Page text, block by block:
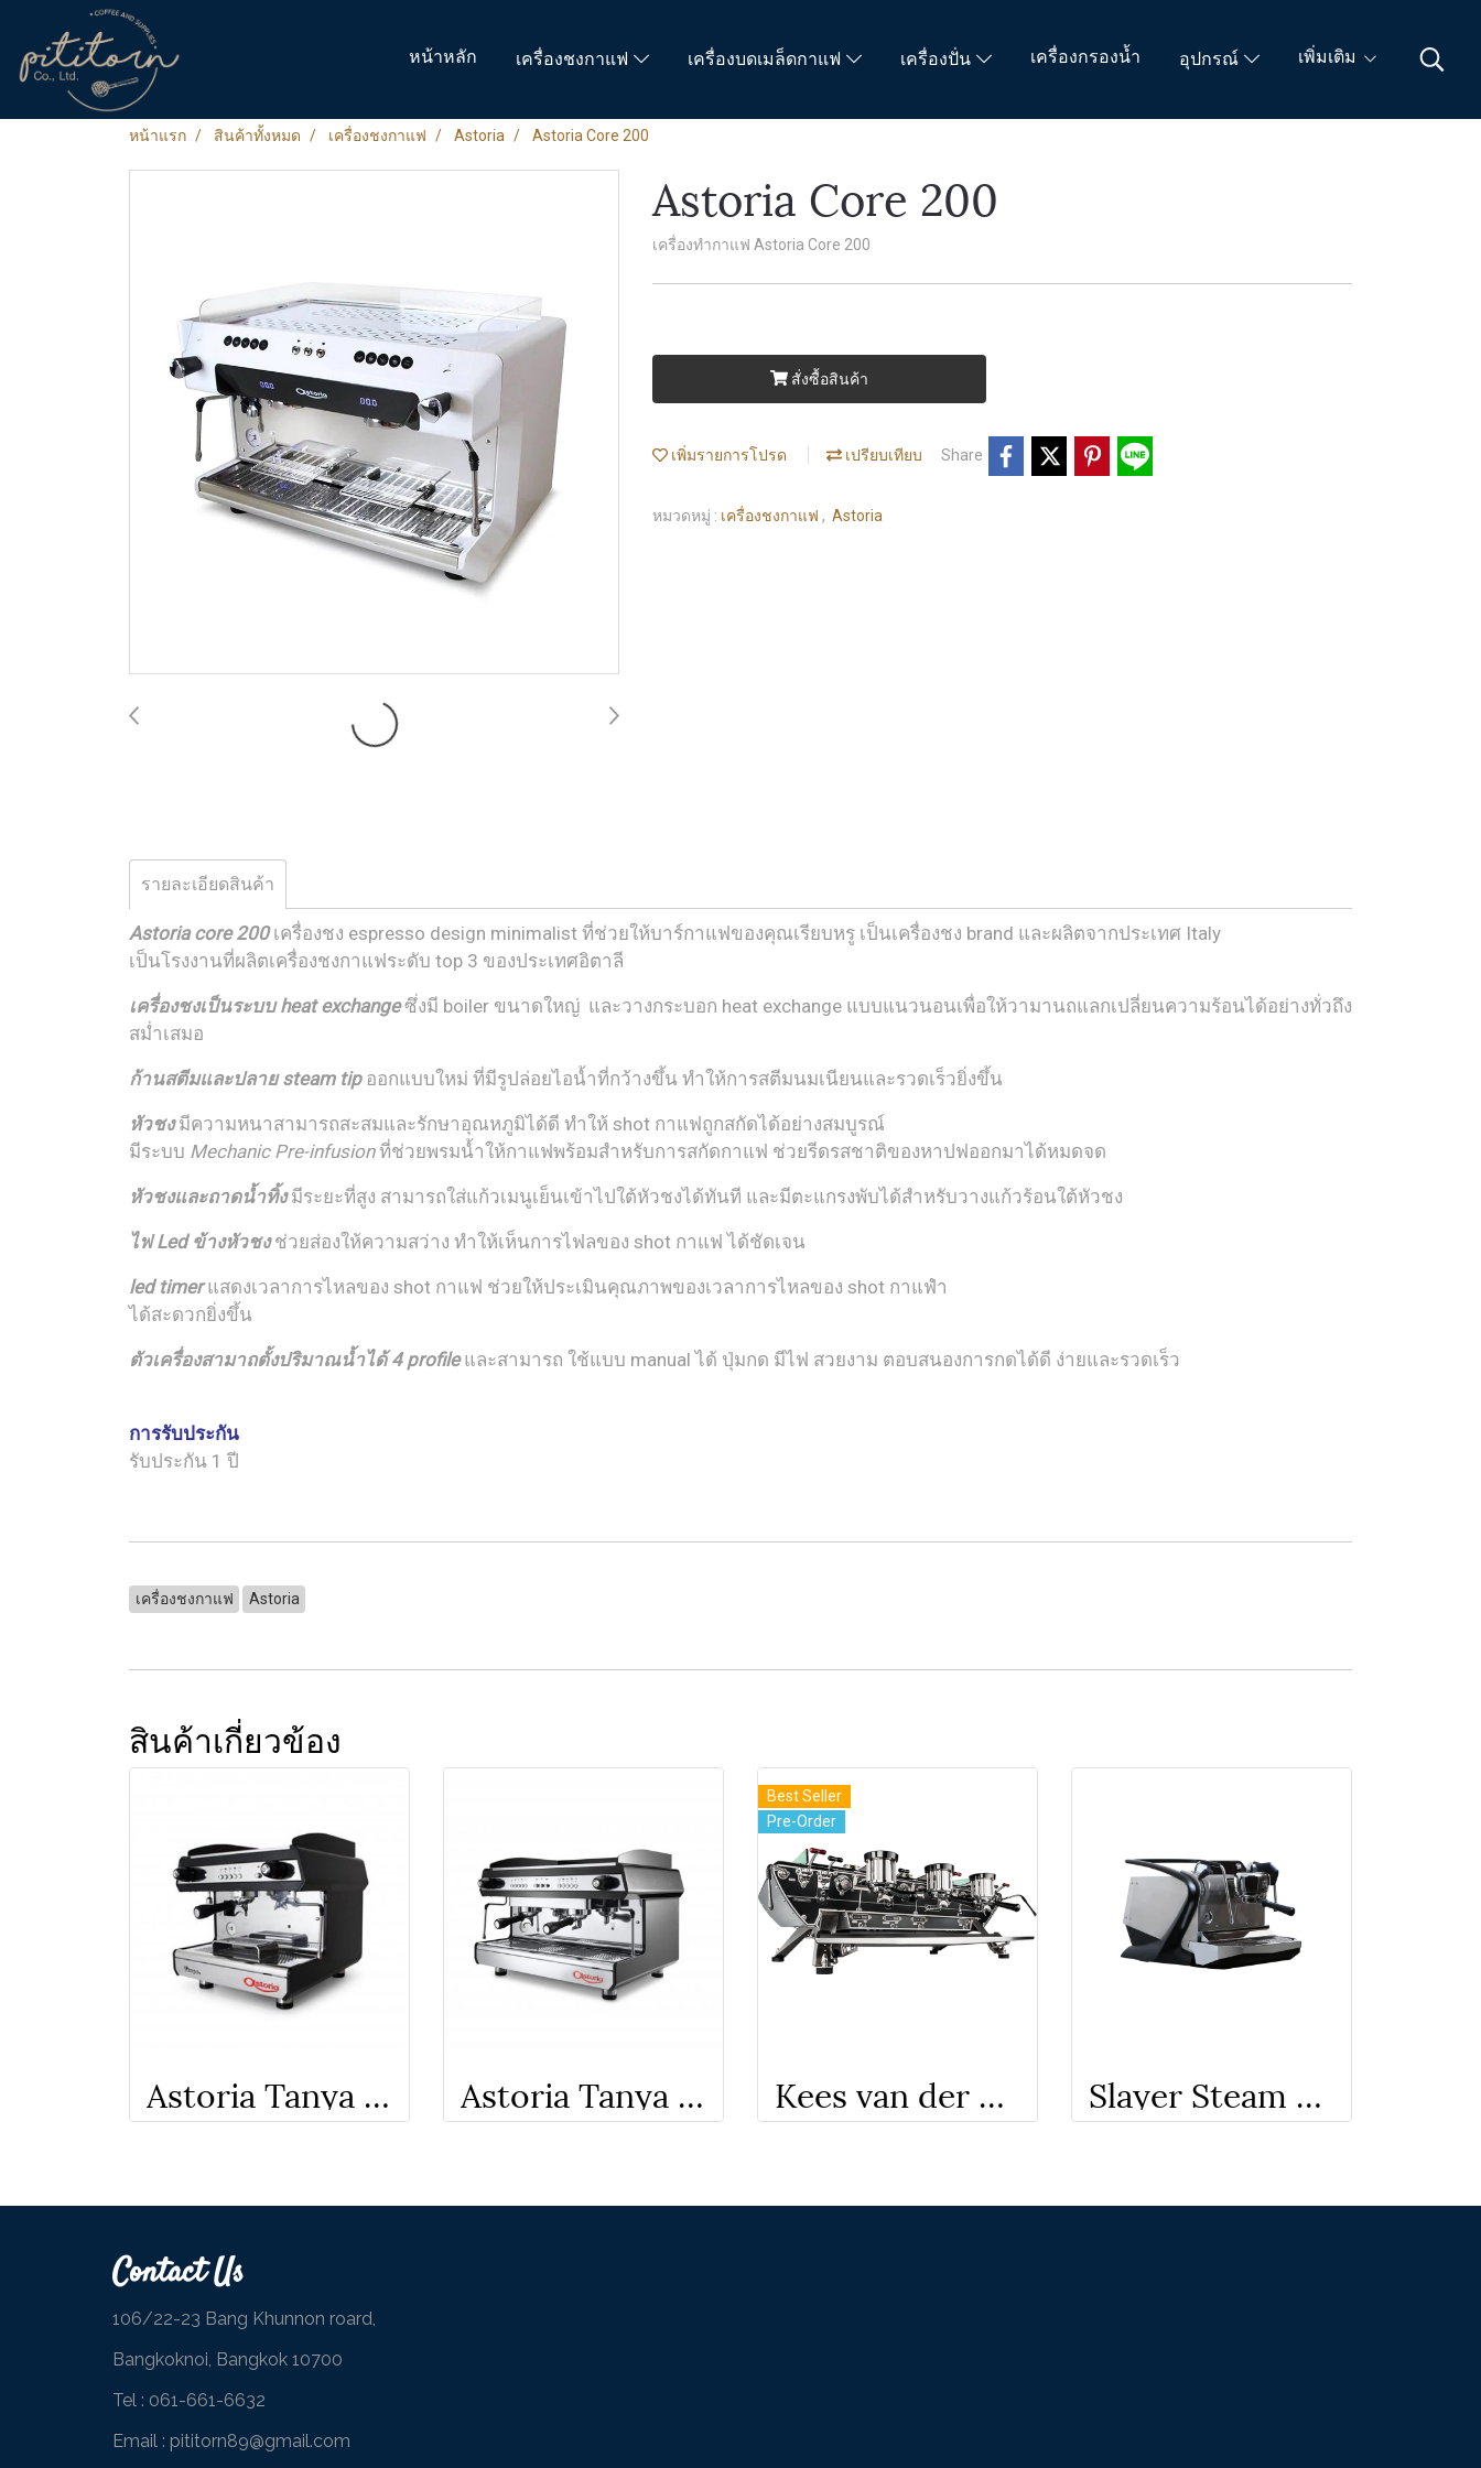
หน้าหลัก เครื่องชงกาแฟ เครื่องบดเมล็ดกาแฟ เครื่องปั่น เครื่องกรองน้ำ อุปกรณ์ เพิ่มเติม
หน้าแรก สินค้าทั้งหมด เครื่องชงกาแฟ Astoria Astoria Core 200
Astoria Core 200
เครื่องทำกาแฟ Astoria Core 200
สั่งซื้อสินค้า
เพิ่มรายการโปรด เปรียบเทียบ Share
หมวดหมู่ : เครื่องชงกาแฟ , Astoria
รายละเอียดสินค้า
Astoria core 200เครื่องชง espresso design minimalist ที่ช่วยให้บาร์กาแฟของคุณเรียบหรู เป็นเครื่องชง brand และผลิตจากประเทศ Italy
เป็นโรงงานที่ผลิตเครื่องชงกาแฟระดับ top 3 ของประเทศอิตาลี
เครื่องชงเป็นระบบ heat exchangeซึ่งมี boiler ขนาดใหญ่ และวางกระบอก heat exchange แบบแนวนอนเพื่อให้วามานถแลกเปลี่ยนความร้อนได้อย่างทั่วถึง
สม่ำเสมอ
ก้านสตีมและปลาย steam tipออกแบบใหม่ ที่มีรูปล่อยไอน้ำที่กว้างขึ้น ทำให้การสตีมนมเนียนและรวดเร็วยิ่งขึ้น
หัวชงมีความหนาสามารถสะสมและรักษาอุณหภูมิได้ดี ทำให้ shot กาแฟถูกสกัดได้อย่างสมบูรณ์
มีระบบ Mechanic Pre-infusionที่ช่วยพรมน้ำให้กาแฟพร้อมสำหรับการสกัดกาแฟ ช่วยรีดรสชาติของหาปฟออกมาได้หมดจด
หัวชงและถาดน้ำทิ้ง มีระยะที่สูง สามารถใส่แก้วเมนูเย็นเข้าไปใต้หัวชงได้ทันที และมีตะแกรงพับได้สำหรับวางแก้วร้อนใต้หัวชง
ไฟ Led ข้างหัวชงช่วยส่องให้ความสว่าง ทำให้เห็นการไฟลของ shot กาแฟ ได้ชัดเจน
led timerแสดงเวลาการไหลของ shot กาแฟ ช่วยให้ประเมินคุณภาพของเวลาการไหลของ shot กาแฟำ
ได้สะดวกยิ่งขึ้น
ตัวเครื่องสามาถตั้งปริมาณน้ำได้ 4 profileและสามารถ ใช้แบบ manual ได้ ปุ่มกด มีไฟ สวยงาม ตอบสนองการกดได้ดี ง่ายและรวดเร็ว
การรับประกัน
รับประกัน 1 ปี
เครื่องชงกาแฟ Astoria
สินค้าเกี่ยวข้อง
Astoria Tanya R 1 Gr. (New Model) Astoria Tanya R 2 Gr.
Best Seller
Pre-Order
Kees van der Westen Spirit Triplette *(Pump per group) Slayer Steam Single
Contact Us
106/22-23 Bang Khunnon roard,
Bangkoknoi, Bangkok 10700
Tel : 061-661-6632
Email : pititorn89@gmail.com